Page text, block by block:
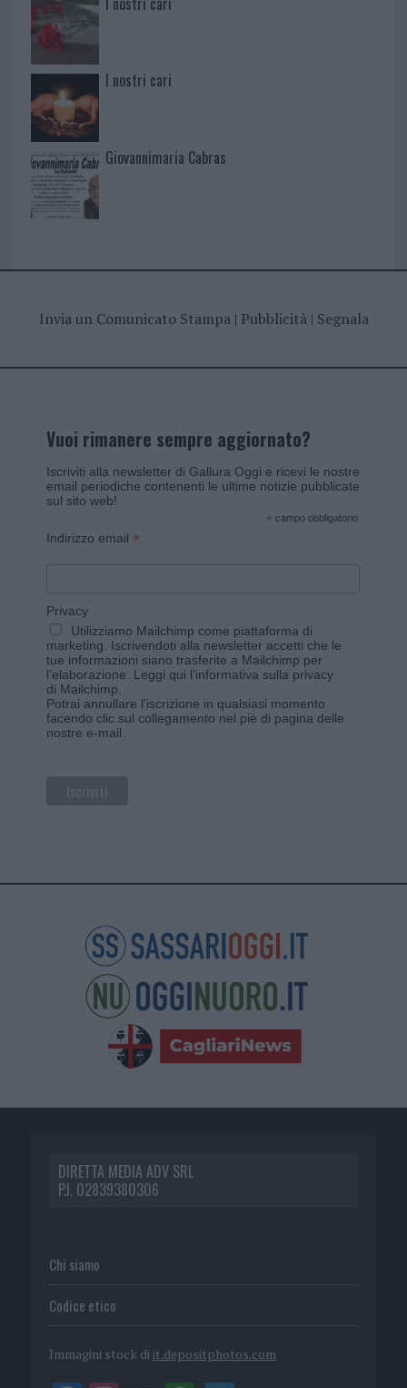
I nostri cari
Giovannimaria Cabras
Invia un Comunicato Stampa| Pubblicità| Segnala
Vuoi rimanere sempre aggiornato?
Iscriviti alla newsletter di Gallura Oggi e ricevi le nostre
email periodiche contenenti le ultime notizie pubblicate
sul sito web!
* campo obbligatorio
Indirizzo email *
Privacy
Utilizziamo Mailchimp come piattaforma di
marketing. Iscrivendoti alla newsletter accetti che le
tue informazioni siano trasferite a Mailchimp per
l'elaborazione. Leggi qui l'informativa sulla privacy
di Mailchimp
Potrai annullare l'iscrizione in qualsiasi momento
facendo clic sul collegamento nel piè di pagina delle
nostre e-mail.
DIRETTA MEDIA ADV SRL
P.I. 02839380306
Chi siamo
Codice etico
Immagini stock di it.depositphotos.com